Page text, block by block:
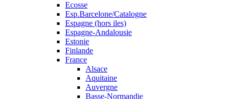
Ecosse
Esp.Barcelone/Catalogne
Espagne (hors iles)
Espagne-Andalousie
Estonie
Finlande
France
Alsace
Aquitaine
Auvergne
Basse-Normandie